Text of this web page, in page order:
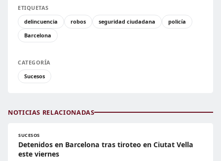
ETIQUETAS
delincuencia
robos seguridad ciudadana
policía
Barcelona
CATEGORÍA
Sucesos
NOTICIAS RELACIONADAS
SUCESOS
Detenidos en Barcelona tras tiroteo en Ciutat Vella
este viernes